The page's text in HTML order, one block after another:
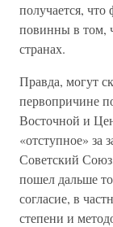
получается,
повинны в том,
странах.
Правда, могут
первопричине
Восточной и
«отступное» за
Советский
пошел дальше
согласие, в
степени и